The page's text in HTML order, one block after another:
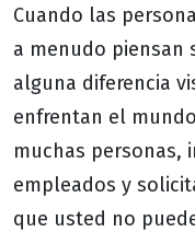
Cuando las
a menudo piensan
alguna diferencia
enfrentan el
muchas personas,
empleados y
que usted no